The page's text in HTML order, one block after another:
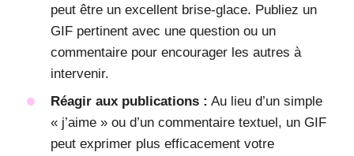
peut être un excellent brise-glace. Publiez un
GIF pertinent avec une question ou un
commentaire pour encourager les autres à
intervenir.
Réagir aux publications : Au lieu d’un simple
« j’aime » ou d’un commentaire textuel, un GIF
peut exprimer plus efficacement votre